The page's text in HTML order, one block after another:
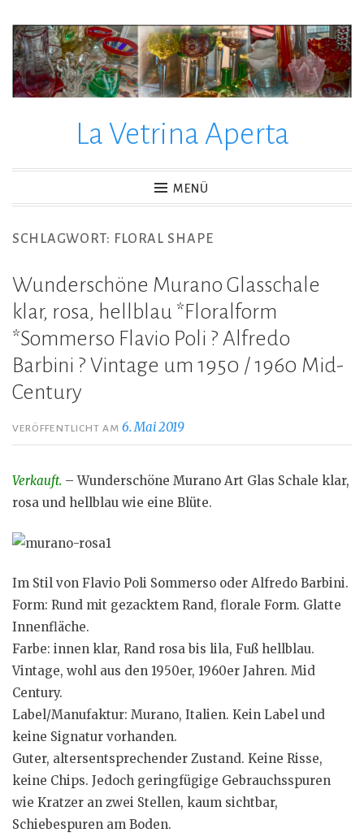
Zum
Inhalt
springen
La Vetrina Aperta
MENÜ
SCHLAGWORT: FLORAL SHAPE
Wunderschöne Murano Glasschale
klar, rosa, hellblau *Floralform
*Sommerso Flavio Poli ? Alfredo
Barbini ? Vintage um 1950 / 1960 Mid-
Century
VERÖFFENTLICHT AM6. Mai 2019
Verkauft. – Wunderschöne Murano Art Glas Schale klar,
rosa und hellblau wie eine Blüte.
Im Stil von Flavio Poli Sommerso oder Alfredo Barbini.
Form: Rund mit gezacktem Rand, florale Form. Glatte
Innenfläche.
Farbe: innen klar, Rand rosa bis lila, Fuß hellblau.
Vintage, wohl aus den 1950er, 1960er Jahren. Mid
Century.
Label/Manufaktur: Murano, Italien. Kein Label und
keine Signatur vorhanden.
Guter, altersentsprechender Zustand. Keine Risse,
keine Chips. Jedoch geringfügige Gebrauchsspuren
wie Kratzer an zwei Stellen, kaum sichtbar,
Schiebespuren am Boden.